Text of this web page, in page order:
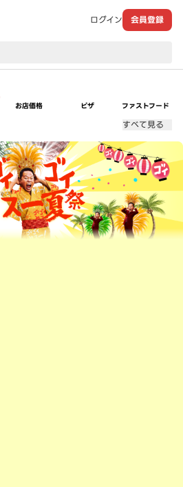
ログイン 会員登録
お店価格 ピザ ファストフード
すべて見る